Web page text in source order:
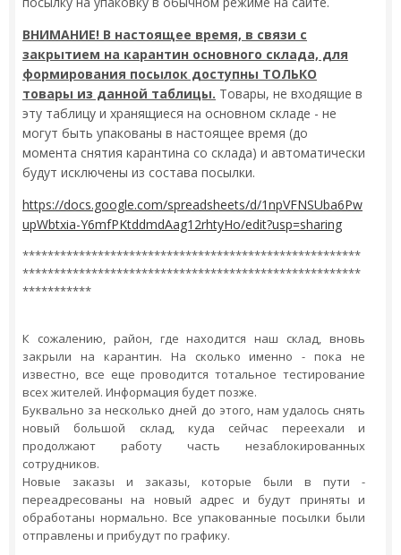
ВНИМАНИЕ! В настоящее время, в связи с
закрытием на карантин основного склада, для
формирования посылок доступны ТОЛЬКО
товары из данной таблицы. Товары, не входящие в
эту таблицу и хранящиеся на основном складе - не
могут быть упакованы в настоящее время (до
момента снятия карантина со склада) и автоматически
будут исключены из состава посылки.
https://docs.google.com/spreadsheets/d/1npVFNSUba6Pw
upWbtxia-Y6mfPKtddmdAag12rhtyHo/edit?usp=sharing
******************************************************
******************************************************
***********
К сожалению, район, где находится наш склад, вновь
закрыли на карантин. На сколько именно - пока не
известно, все еще проводится тотальное тестирование
всех жителей. Информация будет позже.
Буквально за несколько дней до этого, нам удалось снять
новый большой склад, куда сейчас переехали и
продолжают работу часть незаблокированных
сотрудников.
Новые заказы и заказы, которые были в пути -
переадресованы на новый адрес и будут приняты и
обработаны нормально. Все упакованные посылки были
отправлены и прибудут по графику.